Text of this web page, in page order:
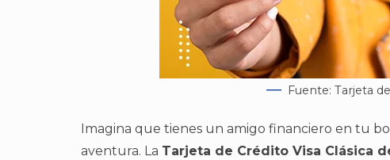
Fuente: Tarjeta
Imagina que tienes un amigo financiero en tu
aventura. La Tarjeta de Crédito Visa Clásica